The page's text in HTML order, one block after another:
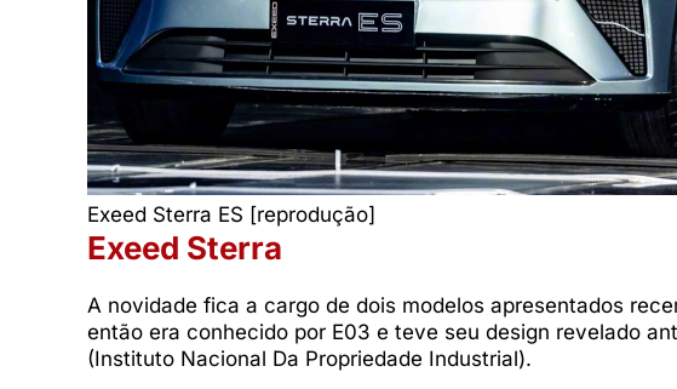
Exeed Sterra ES [reprodução]
Exeed Sterra
A novidade fica a cargo de dois modelos apresentados
então era conhecido por E03 e teve seu design revelado
(Instituto Nacional Da Propriedade Industrial).